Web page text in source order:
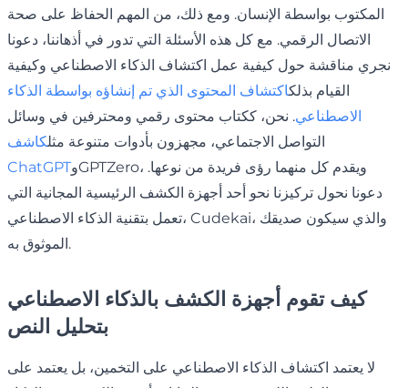
المكتوب بواسطة الإنسان. ومع ذلك، من المهم الحفاظ على صحة
الاتصال الرقمي. مع كل هذه الأسئلة التي تدور في أذهاننا، دعونا
نجري مناقشة حول كيفية عمل اكتشاف الذكاء الاصطناعي وكيفية
القيام بذلكاكتشاف المحتوى الذي تم إنشاؤه بواسطة الذكاء
الاصطناعي. نحن، ككتاب محتوى رقمي ومحترفين في وسائل
التواصل الاجتماعي، مجهزون بأدوات متنوعة مثلكاشف
ChatGPTوGPTZero، ويقدم كل منهما رؤى فريدة من نوعها.
دعونا نحول تركيزنا نحو أحد أجهزة الكشف الرئيسية المجانية التي
تعمل بتقنية الذكاء الاصطناعي، Cudekai، والذي سيكون صديقك
الموثوق به.
كيف تقوم أجهزة الكشف بالذكاء الاصطناعي
بتحليل النص
لا يعتمد اكتشاف الذكاء الاصطناعي على التخمين، بل يعتمد على